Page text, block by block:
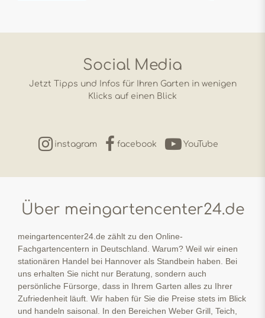
Social Media
Jetzt Tipps und Infos für Ihren Garten in wenigen
Klicks auf einen Blick
instagram facebook YouTube
Über meingartencenter24.de
meingartencenter24.de zählt zu den Online-
Fachgartencentern in Deutschland. Warum? Weil wir einen
stationären Handel bei Hannover als Standbein haben. Bei
uns erhalten Sie nicht nur Beratung, sondern auch
persönliche Fürsorge, dass in Ihrem Garten alles zu Ihrer
Zufriedenheit läuft. Wir haben für Sie die Preise stets im Blick
und handeln saisonal. In den Bereichen Weber Grill, Teich,